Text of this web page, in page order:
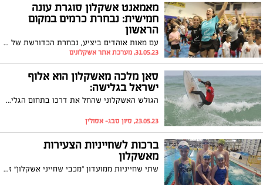
מאמאנט אשקלון סוגרת עונה
חמישית: נבחרת כרמים במקום
הראשון
עם מאות אוהדים ביציע, נבחרת הכדורשת של אשקלון סגרה עונה מוצלחת במשחק מותח; במקום הראשון: נבחרת מאמאנט של בית ספר ׳רמת כרמים׳
31.05.23, מערכת אתר אשקלונים
סאן מלכה מאשקלון הוא אלוף
ישראל בגלישה:
הגולש האשקלוני שהחל את דרכו בתחום הגלישה כבר בגיל 6 כובש פסגות נוספות וזכה במקום הראשון באליפות ישראל בגלישה
23.05.23, סיון סבג- אסולין
ברכות לשחייניות הצעירות
מאשקלון
שתי שחייניות ממועדון "מכבי שחייני אשקלון" זכו במדליות ובמקום השלישי המכובד בתחרות שחייה ארצית שהתקיימה במועצה האזורית שער הנגב